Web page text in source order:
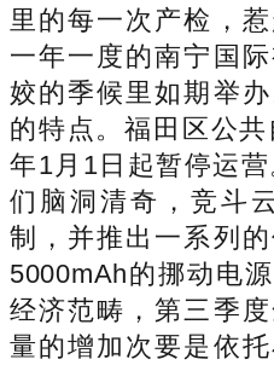
里的每一次产检，
一年一度的南宁国
姣的季候里如期举
的特点。福田区公
年1月1日起暂停运
们脑洞清奇，竞斗
制，并推出一系列
5000mAh的挪动电
经济范畴，第三季
量的增加次要是依